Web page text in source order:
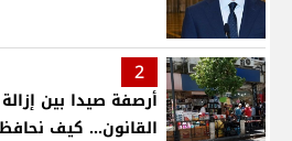
2
أرصفة صيدا بين
القانون... كيف